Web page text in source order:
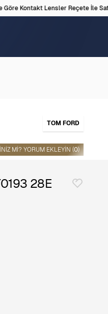
Kontakt Lensler Reçete İle
MI? YORUM EKLEYIN (0)
TOM FORD
28E